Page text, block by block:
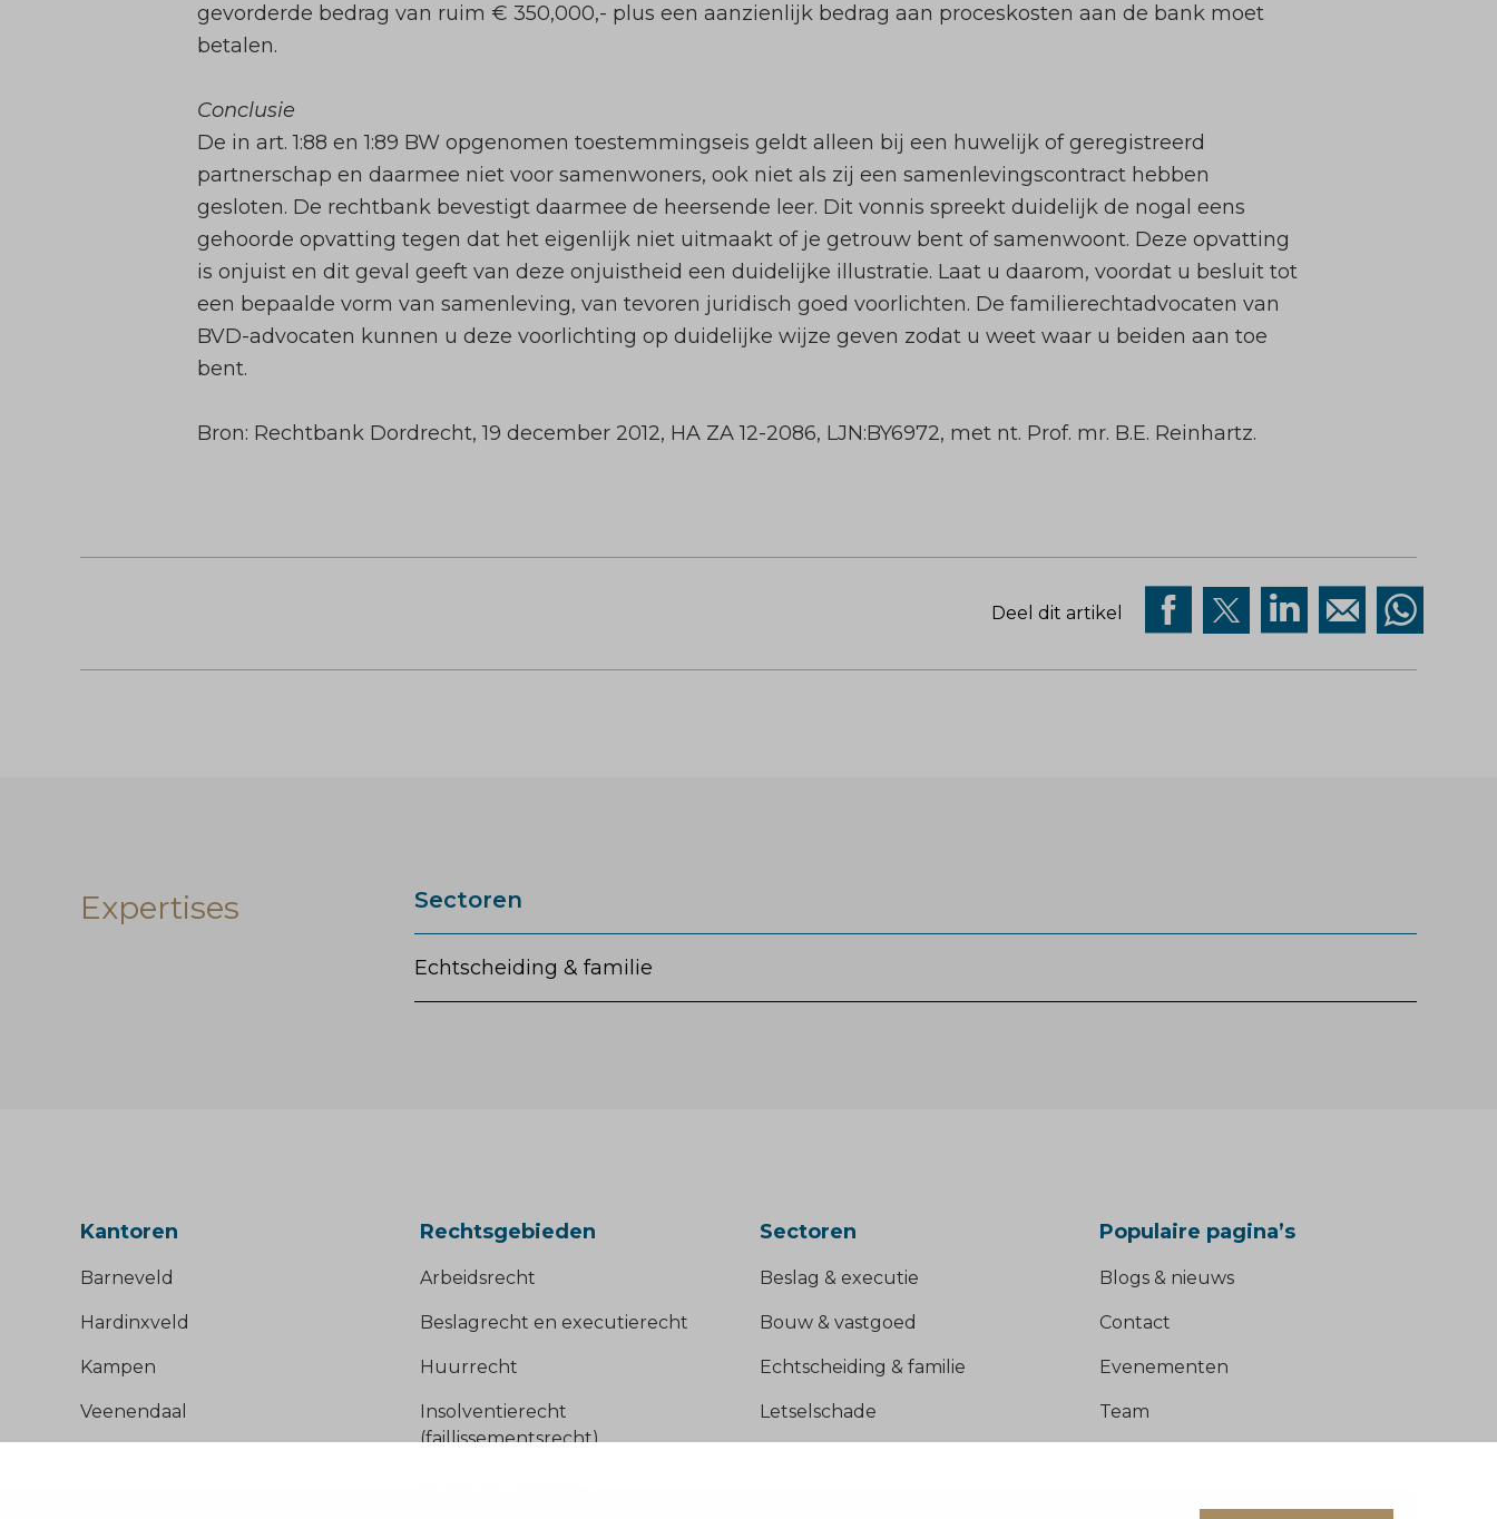
gevorderde bedrag van ruim € 350,000,- plus een aanzienlijk bedrag aan proceskosten aan de bank moet
betalen.
Conclusie
De in art. 1:88 en 1:89 BW opgenomen toestemmingseis geldt alleen bij een huwelijk of geregistreerd
partnerschap en daarmee niet voor samenwoners, ook niet als zij een samenlevingscontract hebben
gesloten. De rechtbank bevestigt daarmee de heersende leer. Dit vonnis spreekt duidelijk de nogal eens
gehoorde opvatting tegen dat het eigenlijk niet uitmaakt of je getrouw bent of samenwoont. Deze opvatting
is onjuist en dit geval geeft van deze onjuistheid een duidelijke illustratie. Laat u daarom, voordat u besluit tot
een bepaalde vorm van samenleving, van tevoren juridisch goed voorlichten. De familierechtadvocaten van
BVD-advocaten kunnen u deze voorlichting op duidelijke wijze geven zodat u weet waar u beiden aan toe
bent.
Bron: Rechtbank Dordrecht, 19 december 2012, HA ZA 12-2086, LJN:BY6972, met nt. Prof. mr. B.E. Reinhartz.
Deel dit artikel
Expertises Sectoren
Echtscheiding & familie
Kantoren
Barneveld
Hardinxveld
Kampen
Veenendaal
Rechtsgebieden
Arbeidsrecht
Beslagrecht en executierecht
Huurrecht
Insolventierecht
(faillissementsrecht)
Sectoren
Beslag & executie
Bouw & vastgoed
Echtscheiding & familie
Letselschade
Populaire pagina’s
Blogs & nieuws
Contact
Evenementen
Team